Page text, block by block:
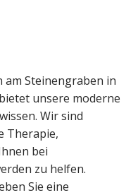
am Steinengraben in
unsere moderne
Wir sind
Therapie,
bei
zu helfen.
Sie eine